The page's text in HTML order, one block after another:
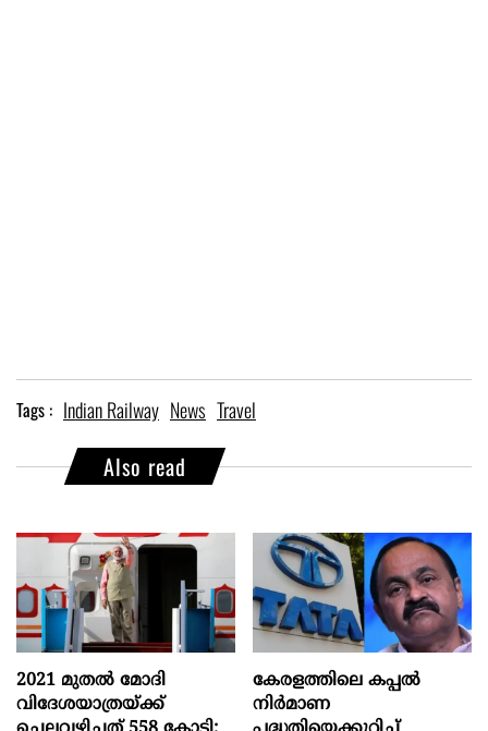
Tags : Indian Railway News Travel
Also read
2021 മുതൽ മോദി
വിദേശയാത്രയ്ക്ക്
കേരളത്തിലെ കപ്പൽ
നിർമാണ